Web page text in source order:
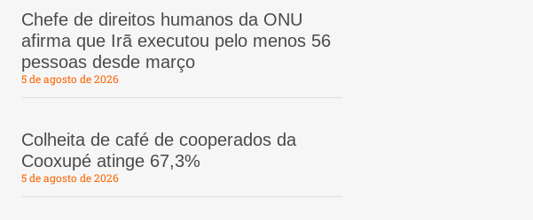
Chefe de direitos humanos da ONU
afirma que Irã executou pelo menos 56
pessoas desde março
5 de agosto de 2026
Colheita de café de cooperados da
Cooxupé atinge 67,3%
5 de agosto de 2026